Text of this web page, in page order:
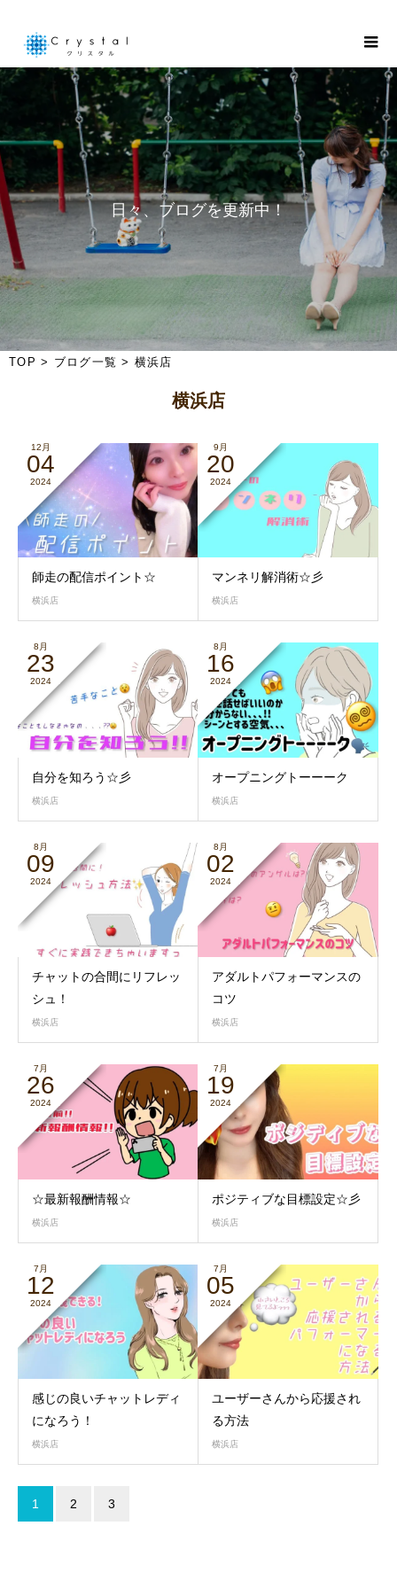
日々、ブログを更新中！
TOP > ブログ一覧 > 横浜店
横浜店
12月
04
2024
師走の配信ポイント☆
横浜店
9月
20
2024
マンネリ解消術☆彡
横浜店
8月
23
2024
自分を知ろう☆彡
横浜店
8月
16
2024
オープニングトーーーク
横浜店
8月
09
2024
チャットの合間にリフレッ
シュ！
横浜店
8月
02
2024
アダルトパフォーマンスの
コツ
横浜店
7月
26
2024
☆最新報酬情報☆
横浜店
7月
19
2024
ポジティブな目標設定☆彡
横浜店
7月
12
2024
感じの良いチャットレディ
になろう！
横浜店
7月
05
2024
ユーザーさんから応援され
る方法
横浜店
1 2 3